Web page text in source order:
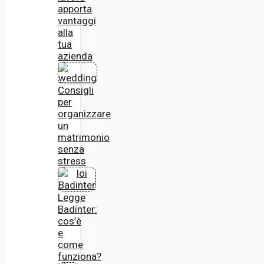
apporta
vantaggi
alla
tua
azienda
Consigli
per
organizzare
un
matrimonio
senza
stress
Legge
Badinter:
cos’è
e
come
funziona?